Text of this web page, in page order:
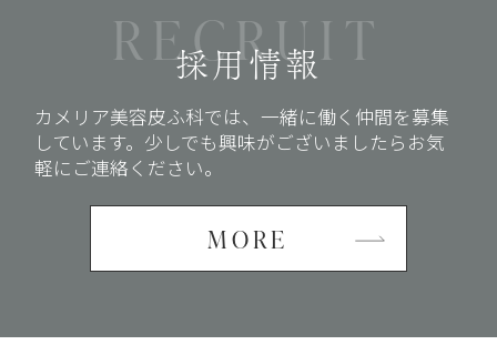
RECRUIT
採用情報
カメリア美容皮ふ科では、一緒に働く仲間を募集
しています。 少しでも興味がございましたらお気
軽にご連絡ください。
MORE